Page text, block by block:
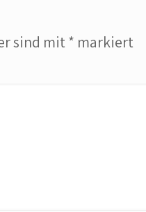
sind mit* markiert